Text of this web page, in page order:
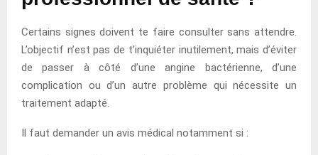
Certains signes doivent te faire consulter sans attendre.
L’objectif n’est pas de t’inquiéter inutilement, mais d’éviter
de passer à côté d’une angine bactérienne, d’une
complication ou d’un autre problème qui nécessite un
traitement adapté.
Il faut demander un avis médical notamment si :